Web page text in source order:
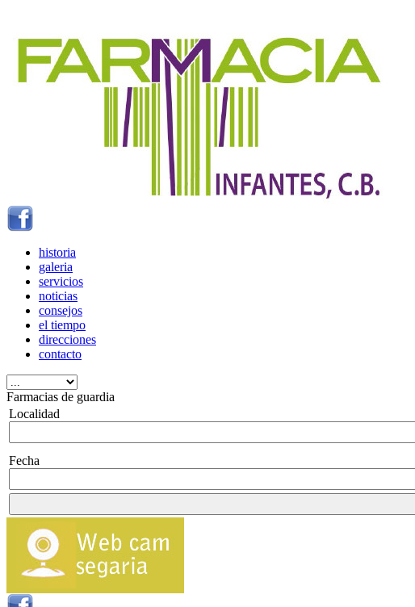
historia
galeria
servicios
noticias
consejos
el tiempo
direcciones
contacto
Farmacias de guardia
Localidad
Fecha